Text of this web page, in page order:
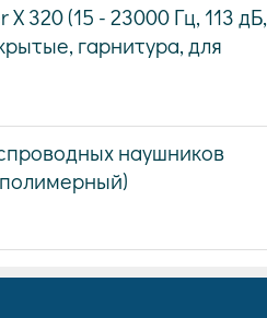
320 (15 - 23000 Гц, 113 дБ,
гарнитура, для
наушников